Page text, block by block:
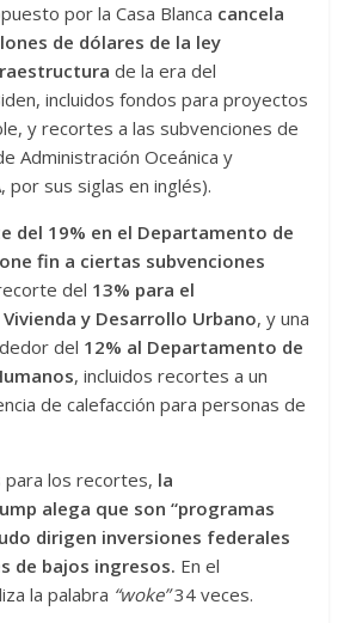
por la Casa Blanca cancela
de dólares de la ley
de la era del
incluidos fondos para proyectos
y recortes a las subvenciones de
Administración Oceánica y
por sus siglas en inglés).
del 19% en el Departamento de
fin a ciertas subvenciones
del 13% para el
y Desarrollo Urbano, y una
del 12% al Departamento de
, incluidos recortes a un
de calefacción para personas de
para los recortes, la
alega que son “programas
dirigen inversiones federales
de bajos ingresos. En el
la palabra “woke”34 veces.